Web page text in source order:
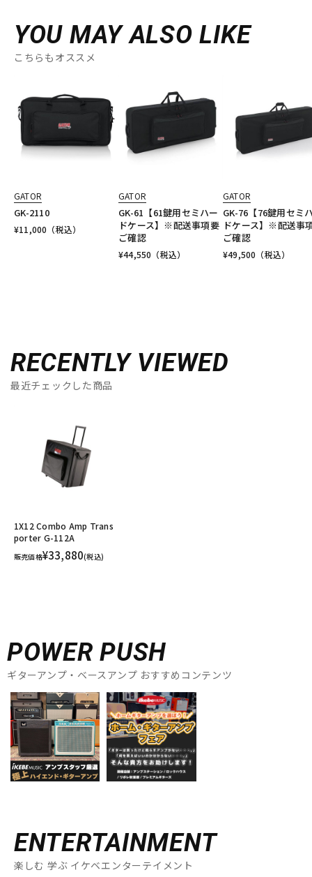
YOU MAY ALSO LIKE
こちらもオススメ
GATOR
GK-2110
¥11,000 （税込）
GATOR
GK-61【61鍵用セミハー
ドケース】※配送事項要
ご確認
¥44,550 （税込）
GATOR
GK-76【76鍵用セミ
ドケース】※配送事
ご確認
¥49,500 （税込）
RECENTLY VIEWED
最近チェックした商品
1X12 Combo Amp Trans
porter G-112A
販売価格¥33,880(税込)
POWER PUSH
ギターアンプ・ベースアンプ おすすめコンテンツ
ENTERTAINMENT
楽しむ 学ぶ イケベエンターテイメント